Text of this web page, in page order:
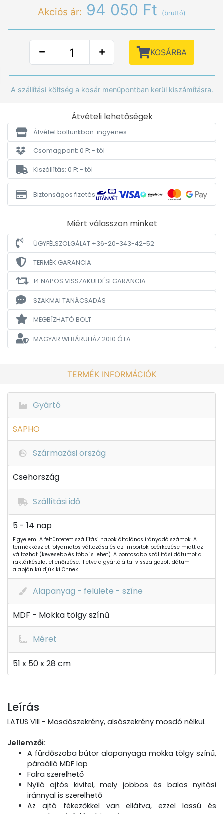
Akciós ár: 94 050 Ft (bruttó)
KOSÁRBA
A szállítási költség a kosár menüpontban kerül kiszámításra.
Átvételi lehetőségek
Átvétel boltunkban: ingyenes
Csomagpont: 0 Ft - tól
Kiszállítás: 0 Ft - tól
Biztonságos fizetés
Miért válasszon minket
ÜGYFÉLSZOLGÁLAT +36-20-343-42-52
TERMÉK GARANCIA
14 NAPOS VISSZAKÜLDÉSI GARANCIA
SZAKMAI TANÁCSADÁS
MEGBÍZHATÓ BOLT
MAGYAR WEBÁRUHÁZ2010 ÓTA
TERMÉK INFORMÁCIÓK
Gyártó
SAPHO
Származási ország
Csehország
Szállítási idő
5 - 14 nap
Figyelem! A feltüntetett szállítási napok általános irányadó számok. A
termékkészlet folyamatos változása és az importok beérkezése miatt ez
változhat (kevesebb és több is lehet). A pontosabb szállítási dátumot a
raktárkészlet ellenőrzése, illetve a gyártó által visszaigazolt dátum
alapján küldjük ki Önnek.
Alapanyag - felülete - színe
MDF - Mokka tölgy színű
Méret
51 x 50 x 28 cm
Leírás
LATUS VIII - Mosdószekrény, alsószekrény mosdó nélkül.
Jellemzői:
A fürdőszoba bútor alapanyaga mokka tölgy színű,
páraálló MDF lap
Falra szerelhető
Nyíló ajtós kivitel, mely jobbos és balos nyitási
iránnyal is szerelhető
Az ajtó fékezőkkel van ellátva, ezzel lassú és